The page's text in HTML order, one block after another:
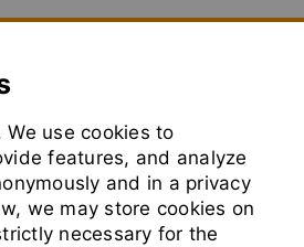
Ferias Representantes
use cookies to
features, and analyze
and in a privacy
we may store cookies on
necessary for the